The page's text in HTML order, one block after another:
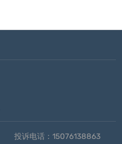
投诉电话：15076138863